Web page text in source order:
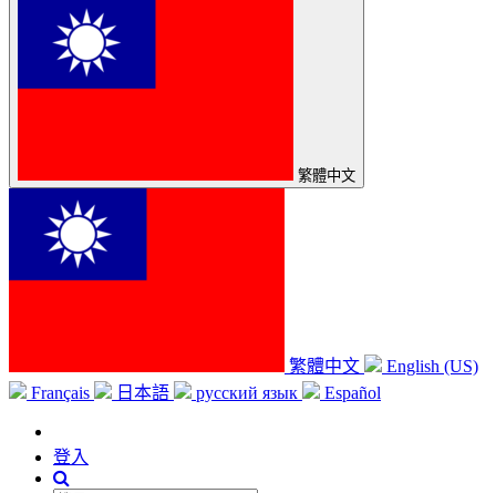
繁體中文
繁體中文
English (US)
Français
日本語 русский язык Español
登入